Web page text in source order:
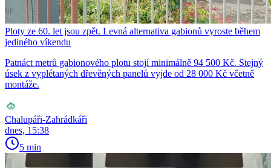
Ploty ze 60. let jsou zpět. Levná alternativa gabionů vyroste během
jediného víkendu
Patnáct metrů gabionového plotu stojí minimálně 94 500 Kč. Stejný
úsek z vyplétaných dřevěných panelů vyjde od 28 000 Kč včetně
montáže.
Chalupáři-Zahrádkáři
dnes, 15:38
5 min